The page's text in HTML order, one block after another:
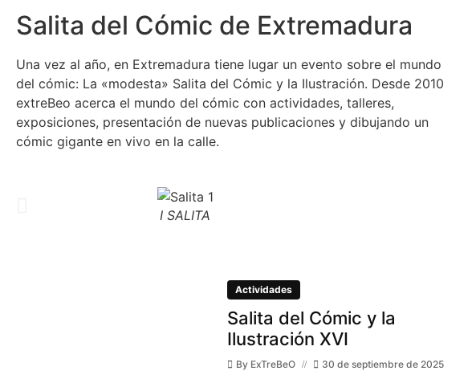
Salita del Cómic de Extremadura
Una vez al año, en Extremadura tiene lugar un evento sobre el mundo
del cómic: La «modesta» Salita del Cómic y la Ilustración. Desde 2010
extreBeo acerca el mundo del cómic con actividades, talleres,
exposiciones, presentación de nuevas publicaciones y dibujando un
cómic gigante en vivo en la calle.
I SALITA
Actividades
Salita del Cómic y la
Ilustración XVI
By ExTreBeO 30 de septiembre de 2025